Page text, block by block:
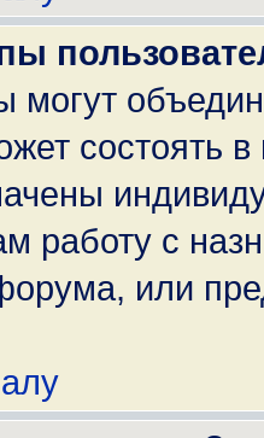
могут
состоять
работу с
или